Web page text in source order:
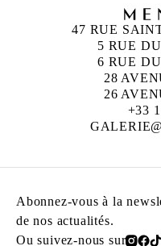
47 RUE
5 RUE
6 RUE
28
26
+33
Abonnez-vous à la
de nos actualités.
Ou suivez-nous sur